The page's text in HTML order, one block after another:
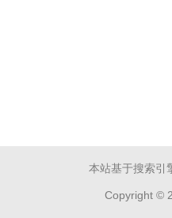
本站基于搜索引
Copyright ©